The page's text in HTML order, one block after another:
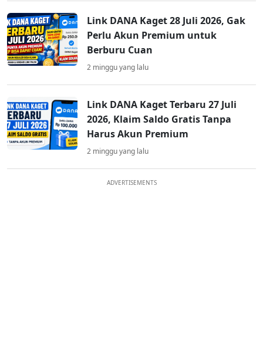
Link DANA Kaget 28 Juli 2026, Gak
Perlu Akun Premium untuk
Berburu Cuan
2 minggu yang lalu
Link DANA Kaget Terbaru 27 Juli
2026, Klaim Saldo Gratis Tanpa
Harus Akun Premium
2 minggu yang lalu
ADVERTISEMENTS